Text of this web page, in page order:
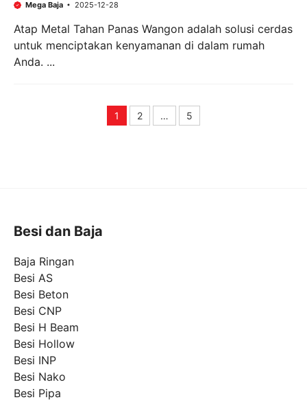
Mega Baja 2025-12-28
Atap Metal Tahan Panas Wangon adalah solusi cerdas
untuk menciptakan kenyamanan di dalam rumah
Anda. ...
Page
1 Page
2 … 5
Besi dan Baja
Baja Ringan
Besi AS
Besi Beton
Besi CNP
Besi H Beam
Besi Hollow
Besi INP
Besi Nako
Besi Pipa